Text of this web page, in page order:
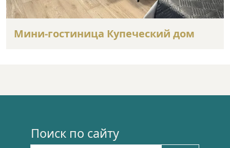
Мини-гостиница Купеческий дом
Поиск по сайту